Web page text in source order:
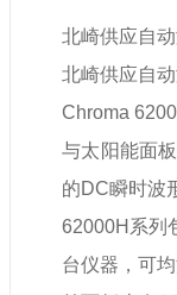
北崎供应自
北崎供应自
Chroma
与太阳能面
的DC瞬时波
62000H系列
台仪器，可